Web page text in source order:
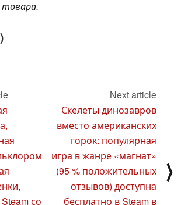
товара.
со
Next article
Скелеты динозавров
вместо американских
горок: популярная
игра в жанре «магнат»
(95 % положительных
отзывов) доступна
бесплатно в Steam в
⟩